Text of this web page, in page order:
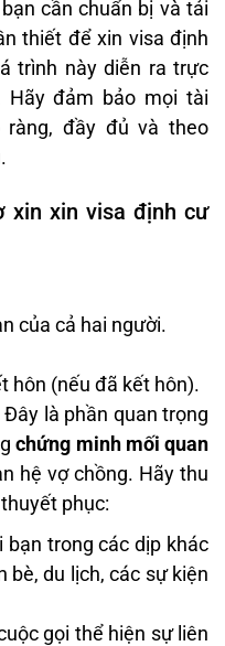
cần chuẩn bị và tải
thiết để xin visa định
trình này diễn ra trực
Hãy đảm bảo mọi tài
đầy đủ và theo
xin xin visa định cư
của cả hai người.
hôn (nếu đã kết hôn).
Đây là phần quan trọng
chứng minh mối quan
hệ vợ chồng. Hãy thu
phục:
bạn trong các dịp khác
bè, du lịch, các sự kiện
gọi thể hiện sự liên